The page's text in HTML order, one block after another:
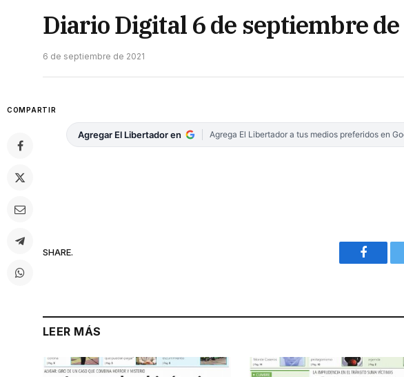
Diario Digital 6 de septiembre
6 de septiembre de 2021
COMPARTIR
Agregar El Libertador en Agrega El Libertador a tus medios preferidos en
SHARE.
LEER MÁS